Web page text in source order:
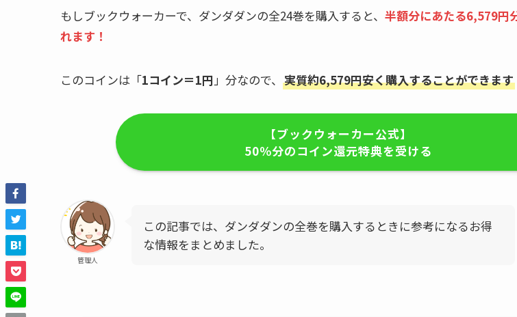
もしブックウォーカーで、ダンダダンの全24巻を購入すると、 半額分にあたる6,579円
れます！
このコインは「1コイン＝1円 」分なので、 実質約6,579円安く購入することができます
【ブックウォーカー公式】
50％分のコイン還元特典を受ける
管理人
この記事では、ダンダダンの全巻を購入するときに参考になるお得
な情報をまとめました。